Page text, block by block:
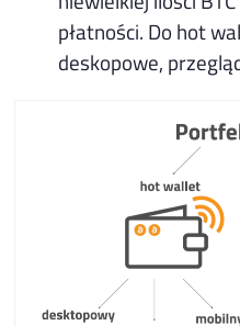
płatności. Do hot
deskopowe,